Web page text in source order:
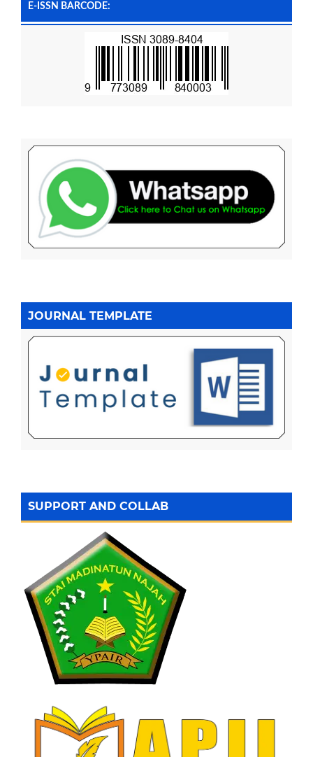
E-ISSN BARCODE:
JOURNAL TEMPLATE
SUPPORT AND COLLAB